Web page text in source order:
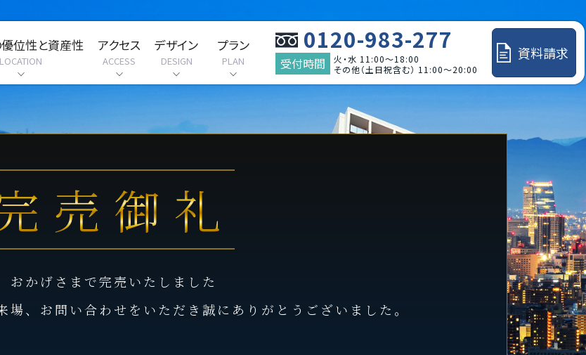
優位性と資産性
LOCATION
アクセス
ACCESS
デザイン
DESIGN
プラン
PLAN
0120-983-277
受付時間
火・水 11:00～18:00
その他（土日祝含む） 11:00～20:00
資料請求
売御礼
おかげさまで完売いたしました
場、お問い合わせをいただき誠にありがとうございました。